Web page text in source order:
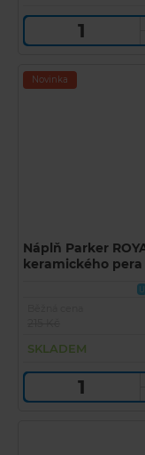
Novinka
Náplň Parker
keramického pera
U
SKLADEM